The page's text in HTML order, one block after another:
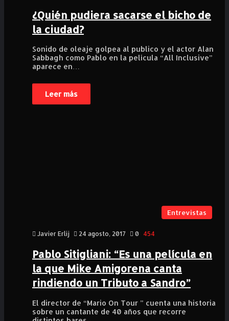
¿Quién pudiera sacarse el bicho de
la ciudad?
Sonido de oleaje golpea al publico y el actor Alan
Sabbagh como Pablo en la película “All Inclusive”
aparece en…
Leer más
Entrevistas
Javier Erlij 24 agosto, 2017 0 454
Pablo Sitigliani: “Es una película en
la que Mike Amigorena canta
rindiendo un Tributo a Sandro”
El director de “Mario On Tour ” cuenta una historia
sobre un cantante de 40 años que recorre